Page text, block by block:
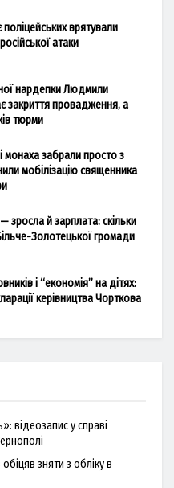
врятували
атаки
нардепки Людмили
закриття провадження, а
тюрми
монаха забрали просто з
мобілізацію священника
зросла й зарплата: скільки
Золотецької громади
і “економія” на дітях:
керівництва Чорткова
відеозапис у справі
зняти з обліку в